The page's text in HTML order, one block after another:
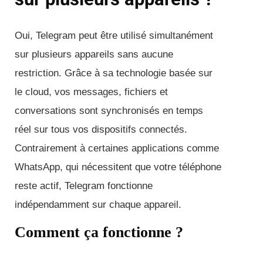
Oui, Telegram peut être utilisé simultanément
sur plusieurs appareils sans aucune
restriction. Grâce à sa technologie basée sur
le cloud, vos messages, fichiers et
conversations sont synchronisés en temps
réel sur tous vos dispositifs connectés.
Contrairement à certaines applications comme
WhatsApp, qui nécessitent que votre téléphone
reste actif, Telegram fonctionne
indépendamment sur chaque appareil.
Comment ça fonctionne ?